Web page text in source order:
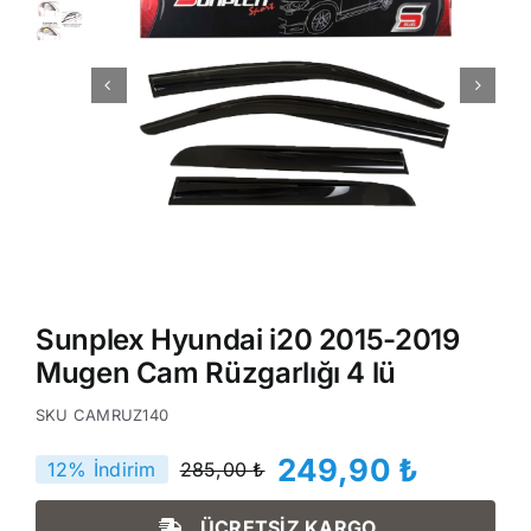
Sunplex Hyundai i20 2015-2019
Mugen Cam Rüzgarlığı 4 lü
SKU CAMRUZ140
285,00₺
Orijinal
fiyat:
249,90 ₺
Şu
andaki
12% İndirim